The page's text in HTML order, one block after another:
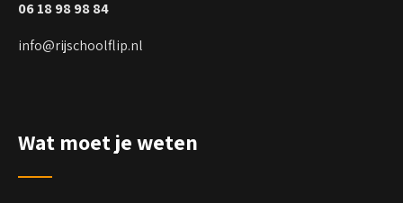
06 18 98 98 84
info@rijschoolflip.nl
Wat moet je weten